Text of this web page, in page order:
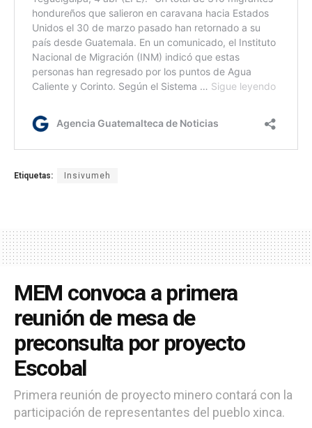
Etiquetas: Insivumeh
MEM convoca a primera
reunión de mesa de
preconsulta por proyecto
Escobal
Primera reunión de proyecto minero contará con la
participación de representantes del pueblo xinca.